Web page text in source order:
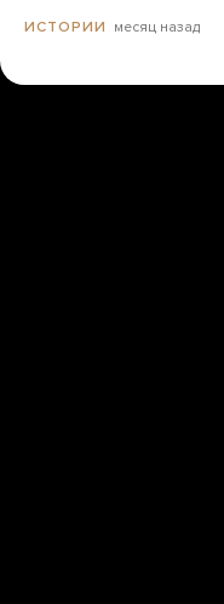
ИСТОРИИ месяц назад